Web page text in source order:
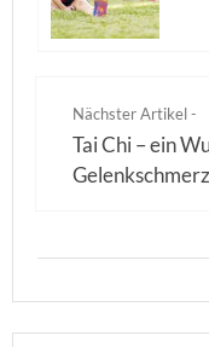
Nächster Artikel -
Tai Chi – ein